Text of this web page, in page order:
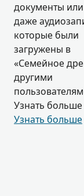
документы или
даже
которые были
загружены в
«Семейное
другими
Узнать больше
Узнать больше